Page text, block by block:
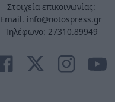
Στοιχεία επικοινωνίας:
Email. info@notospress.gr
Τηλέφωνο: 27310.89949